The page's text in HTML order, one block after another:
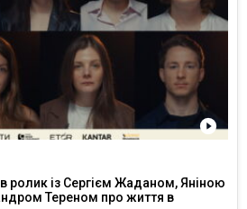
із Сергієм Жаданом, Яніною
Тереном про життя в